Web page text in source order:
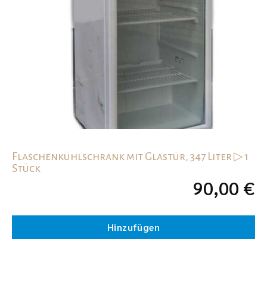
Flaschenkühlschrank mit Glastür, 347 Liter ▷ 1
Stück
90,00 €
Hinzufügen